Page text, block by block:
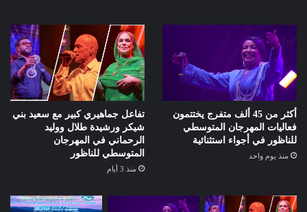
أكثر من 45 ألف متفرج يختتمون
فعاليات المهرجان المتوسطي
للناظور في أجواء استثنائية
منذ يوم واحد
تفاعل جماهيري كبير مع سعيد بني
شيكر ورشيدة طلال ووليد
الرحماني في المهرجان
المتوسطي للناظور
منذ 3 أيام